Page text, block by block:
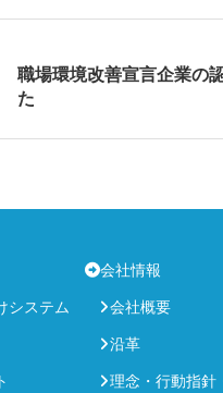
職場環境改善宣言企業の
た
システム
会社情報
会社概要
沿革
理念・行動指針